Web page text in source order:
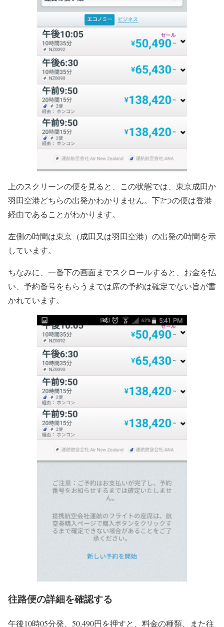
上のスクリーンの便を見ると、この状態では、東京成田か
羽田空港どちらの出発かわかりません。下2つの便は香港
経由であることがわかります。
左側の時間は東京（成田又は羽田空港）の出発の時間を示
しています。
ちなみに、一番下の画面までスクロールすると、お金を払
い、予約番号をもらうまでは席の予約は確定でない旨が書
かれています。
往路便の詳細を確認する
午後10時05分発、50,490円を押すと、料金の種類、また往